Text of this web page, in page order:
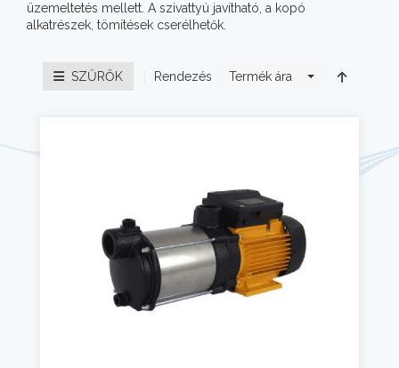
üzemeltetés mellett. A szivattyú javítható, a kopó
alkatrészek, tömítések cserélhetők.
SZŰRŐK Rendezés Termék ára